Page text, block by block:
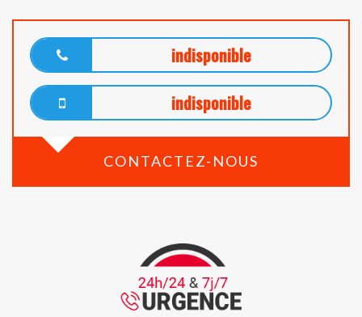
indisponible
indisponible
CONTACTEZ-NOUS